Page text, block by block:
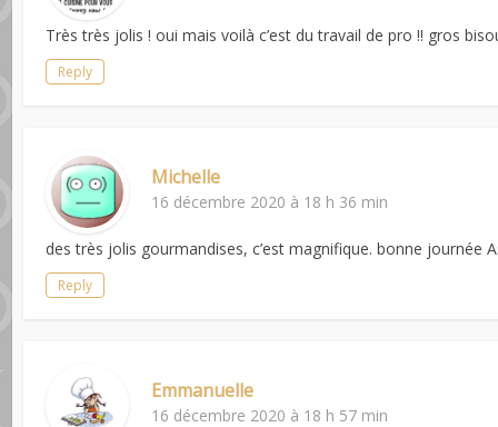
Très très jolis ! oui mais voilà c’est du travail de pro !! gros
Reply
Michelle
16 décembre 2020 à 18 h 36 min
des très jolis gourmandises, c’est magnifique. bonne journée
Reply
Emmanuelle
16 décembre 2020 à 18 h 57 min